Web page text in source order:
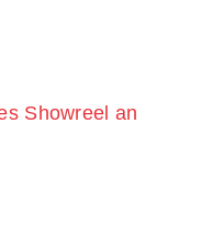
Showreel an